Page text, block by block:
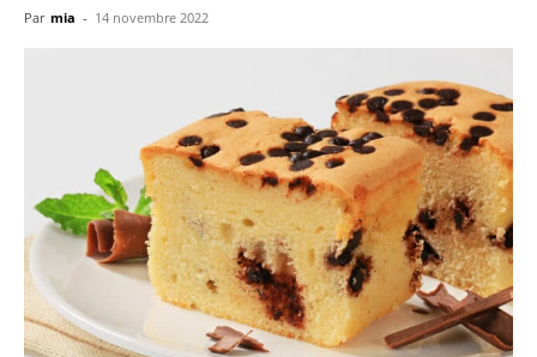
Par mia - 14 novembre 2022